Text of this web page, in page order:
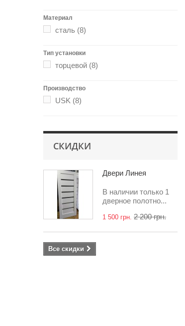
Материал
сталь (8)
Тип установки
торцевой (8)
Производство
USK (8)
СКИДКИ
Двери Линея
В наличии только 1
дверное полотно...
1 500 грн. 2 200 грн.
Все скидки